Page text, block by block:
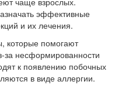
эффективные
и их лечения.
которые помогают
за несформированности
к появлению побочных
в виде аллергии.